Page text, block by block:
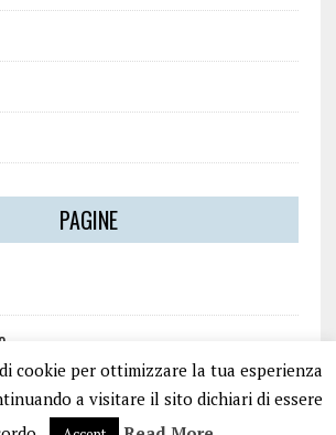
PAGINE
cookie per ottimizzare la tua esperienza
a visitare il sito dichiari di essere